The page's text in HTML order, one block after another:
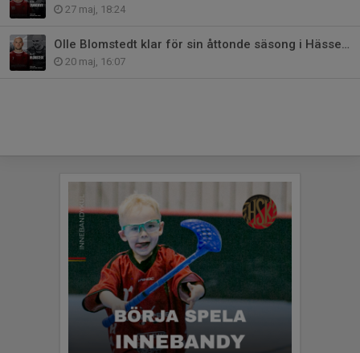
27 maj, 18:24
Olle Blomstedt klar för sin åttonde säsong i Hässelby Hawks
20 maj, 16:07